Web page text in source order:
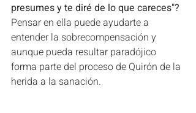
presumes y te diré de lo que careces"?
Pensar en ella puede ayudarte a
entender la sobrecompensación y
aunque pueda resultar paradójico
forma parte del proceso de Quirón de la
herida a la sanación.